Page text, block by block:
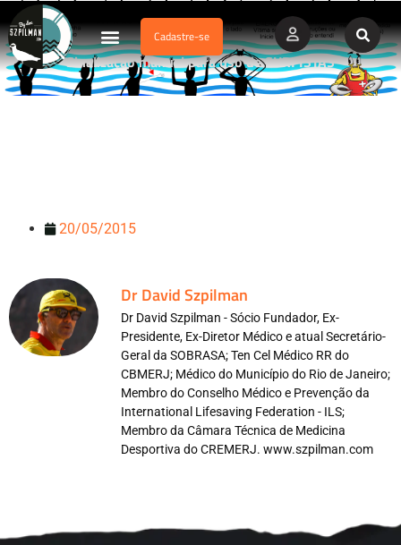
Cadastre-se
Sinalização manual para uso de SURFISTAS
20/05/2015
Dr David Szpilman
Dr David Szpilman - Sócio Fundador, Ex-
Presidente, Ex-Diretor Médico e atual Secretário-
Geral da SOBRASA; Ten Cel Médico RR do
CBMERJ; Médico do Município do Rio de Janeiro;
Membro do Conselho Médico e Prevenção da
International Lifesaving Federation - ILS;
Membro da Câmara Técnica de Medicina
Desportiva do CREMERJ. www.szpilman.com